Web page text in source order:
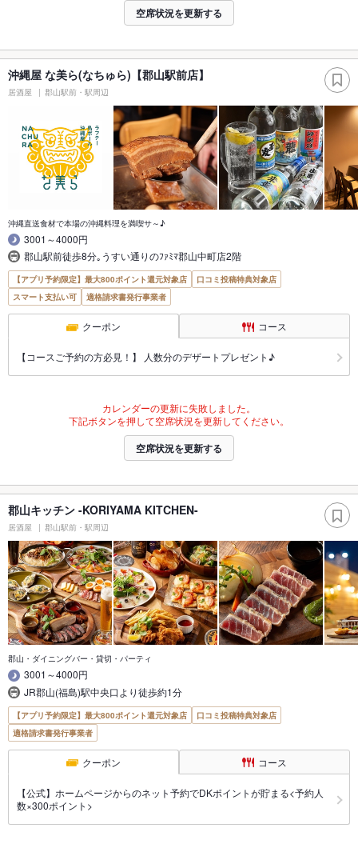
空席状況を更新する
沖縄屋 な美ら(なちゅら)【郡山駅前店】
居酒屋 郡山駅前・駅周辺
沖縄直送食材で本場の沖縄料理を満喫サ～♪
3001～4000円
郡山駅前徒歩8分｡うすい通りのﾌｧﾐﾏ郡山中町店2階
【アプリ予約限定】最大800ポイント還元対象店
口コミ投稿特典対象店
スマート支払い可
適格請求書発行事業者
クーポン コース
【コースご予約の方必見！】 人数分のデザートプレゼント♪
カレンダーの更新に失敗しました。
下記ボタンを押して空席状況を更新してください。
空席状況を更新する
郡山キッチン -KORIYAMA KITCHEN-
居酒屋 郡山駅前・駅周辺
郡山・ダイニングバー・貸切・パーティ
3001～4000円
JR郡山(福島)駅中央口より徒歩約1分
【アプリ予約限定】最大800ポイント還元対象店
口コミ投稿特典対象店
適格請求書発行事業者
クーポン コース
【公式】ホームページからのネット予約でDKポイントが貯まる<予約人
数×300ポイント>